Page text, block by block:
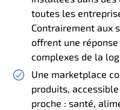
toutes les
Contrairement aux
offrent une
complexes de la
Une marketplace
produits,
proche : santé,